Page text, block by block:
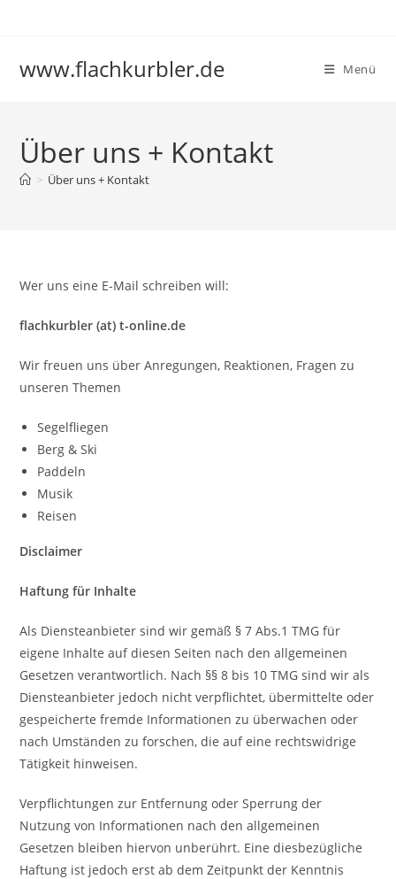
www.flachkurbler.de Menü
Über uns + Kontakt
> Über uns + Kontakt
Wer uns eine E-Mail schreiben will:
flachkurbler (at) t-online.de
Wir freuen uns über Anregungen, Reaktionen, Fragen zu
unseren Themen
Segelfliegen
Berg & Ski
Paddeln
Musik
Reisen
Disclaimer
Haftung für Inhalte
Als Diensteanbieter sind wir gemäß § 7 Abs.1 TMG für
eigene Inhalte auf diesen Seiten nach den allgemeinen
Gesetzen verantwortlich. Nach §§ 8 bis 10 TMG sind wir als
Diensteanbieter jedoch nicht verpflichtet, übermittelte oder
gespeicherte fremde Informationen zu überwachen oder
nach Umständen zu forschen, die auf eine rechtswidrige
Tätigkeit hinweisen.
Verpflichtungen zur Entfernung oder Sperrung der
Nutzung von Informationen nach den allgemeinen
Gesetzen bleiben hiervon unberührt. Eine diesbezügliche
Haftung ist jedoch erst ab dem Zeitpunkt der Kenntnis